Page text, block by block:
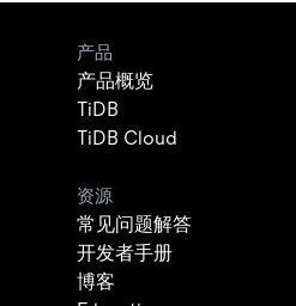
产品
产品概览
TiDB
TiDB Cloud
资源
常见问题解答
开发者手册
博客